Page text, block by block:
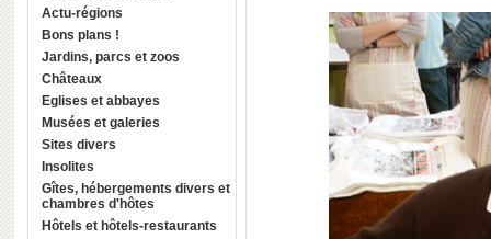
Actu-régions
Bons plans !
Jardins, parcs et zoos
Châteaux
Eglises et abbayes
Musées et galeries
Sites divers
Insolites
Gîtes, hébergements divers et
chambres d'hôtes
Hôtels et hôtels-restaurants